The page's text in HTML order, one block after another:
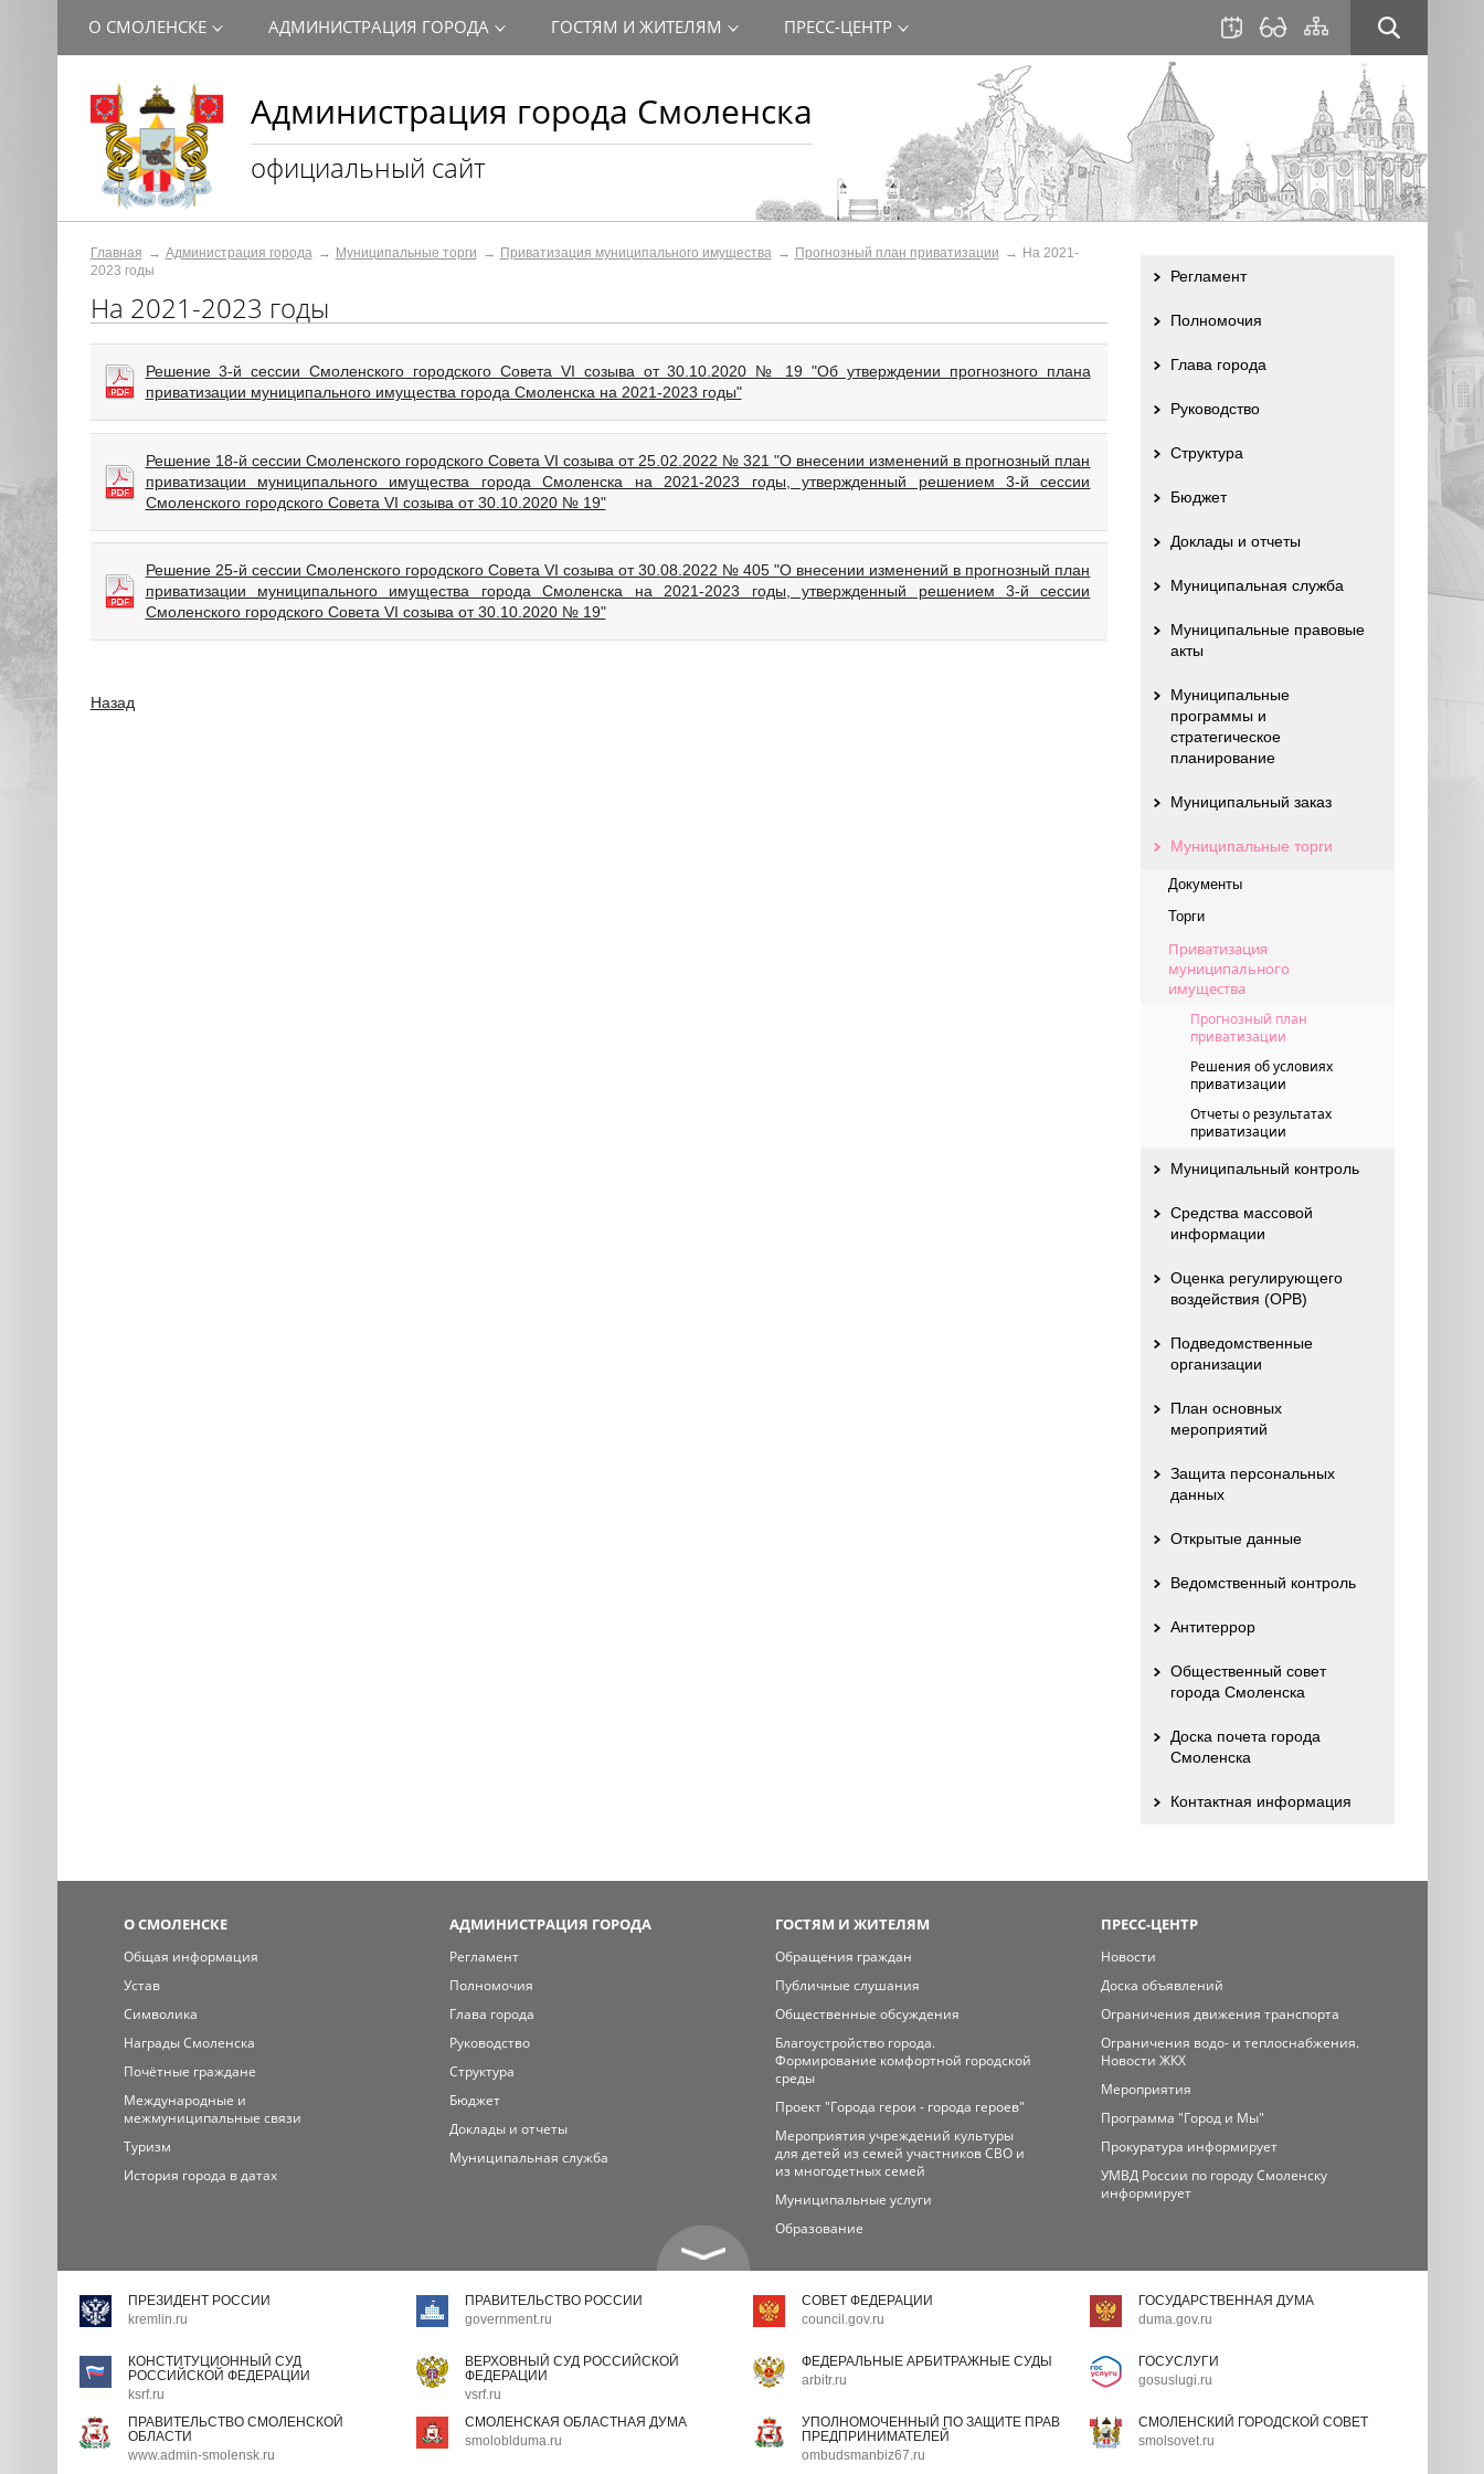
Администрация города Смоленска
официальный сайт
О СМОЛЕНСКЕ АДМИНИСТРАЦИЯ ГОРОДА ГОСТЯМ И ЖИТЕЛЯМ ПРЕСС-ЦЕНТР
Главная Администрация города Муниципальные торги Приватизация муниципального имущества Прогнозный план приватизации
На 2021-
2023 годы
На 2021-2023 годы
Решение 3-й сессии Смоленского городского Совета VI созыва от 30.10.2020 № 19 "Об утверждении прогнозного плана
приватизации муниципального имущества города Смоленска на 2021-2023 годы"
Решение 18-й сессии Смоленского городского Совета VI созыва от 25.02.2022 № 321 "О внесении изменений в прогнозный план
приватизации муниципального имущества города Смоленска на 2021-2023 годы, утвержденный решением 3-й сессии
Смоленского городского Совета VI созыва от 30.10.2020 № 19"
Решение 25-й сессии Смоленского городского Совета VI созыва от 30.08.2022 № 405 "О внесении изменений в прогнозный план
приватизации муниципального имущества города Смоленска на 2021-2023 годы, утвержденный решением 3-й сессии
Смоленского городского Совета VI созыва от 30.10.2020 № 19"
Назад
Регламент
Полномочия
Глава города
Руководство
Структура
Бюджет
Доклады и отчеты
Муниципальная служба
Муниципальные правовые
акты
Муниципальные
программы и
стратегическое
планирование
Муниципальный заказ
Муниципальные торги
Документы
Торги
Приватизация
муниципального
имущества
Прогнозный план
приватизации
Решения об условиях
приватизации
Отчеты о результатах
приватизации
Муниципальный контроль
Средства массовой
информации
Оценка регулирующего
воздействия (ОРВ)
Подведомственные
организации
План основных
мероприятий
Защита персональных
данных
Открытые данные
Ведомственный контроль
Антитеррор
Общественный совет
города Смоленска
Доска почета города
Смоленска
Контактная информация
О СМОЛЕНСКЕ
Общая информация
Устав
Символика
Награды Смоленска
Почётные граждане
Международные и
межмуниципальные связи
Туризм
История города в датах
АДМИНИСТРАЦИЯ ГОРОДА
Регламент
Полномочия
Глава города
Руководство
Структура
Бюджет
Доклады и отчеты
Муниципальная служба
ГОСТЯМ И ЖИТЕЛЯМ
Обращения граждан
Публичные слушания
Общественные обсуждения
Благоустройство города.
Формирование комфортной городской
среды
Проект "Города герои - города героев"
Мероприятия учреждений культуры
для детей из семей участников СВО и
из многодетных семей
Муниципальные услуги
Образование
ПРЕСС-ЦЕНТР
Новости
Доска объявлений
Ограничения движения транспорта
Ограничения водо- и теплоснабжения.
Новости ЖКХ
Мероприятия
Программа "Город и Мы"
Прокуратура информирует
УМВД России по городу Смоленску
информирует
ПРЕЗИДЕНТ РОССИИ
kremlin.ru
ПРАВИТЕЛЬСТВО РОССИИ
government.ru
СОВЕТ ФЕДЕРАЦИИ
council.gov.ru
ГОСУДАРСТВЕННАЯ ДУМА
duma.gov.ru
КОНСТИТУЦИОННЫЙ СУД
РОССИЙСКОЙ ФЕДЕРАЦИИ
ksrf.ru
ВЕРХОВНЫЙ СУД РОССИЙСКОЙ
ФЕДЕРАЦИИ
vsrf.ru
ФЕДЕРАЛЬНЫЕ АРБИТРАЖНЫЕ СУДЫ
arbitr.ru
ГОСУСЛУГИ
gosuslugi.ru
ПРАВИТЕЛЬСТВО СМОЛЕНСКОЙ
ОБЛАСТИ
www.admin-smolensk.ru
СМОЛЕНСКАЯ ОБЛАСТНАЯ ДУМА
smoloblduma.ru
УПОЛНОМОЧЕННЫЙ ПО ЗАЩИТЕ ПРАВ
ПРЕДПРИНИМАТЕЛЕЙ
ombudsmanbiz67.ru
СМОЛЕНСКИЙ ГОРОДСКОЙ СОВЕТ
smolsovet.ru